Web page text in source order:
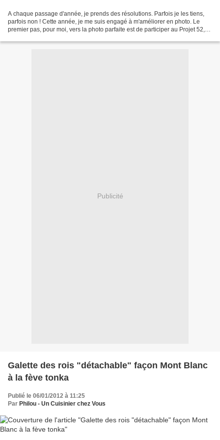
A chaque passage d'année, je prends des résolutions. Parfois je les tiens,
parfois non ! Cette année, je me suis engagé à m'améliorer en photo. Le
premier pas, pour moi, vers la photo parfaite est de participer au Projet 52,
Publicité
Galette des rois "détachable" façon Mont Blanc
à la fève tonka
Publié le 06/01/2012 à 11:25
Par Philou - Un Cuisinier chez Vous